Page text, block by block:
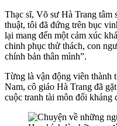
Thạc sĩ, Võ sư Hà Trang tâm
thuật, tôi đã đứng trên bục
lại mang đến một cảm xúc
chinh phục thử thách, con
chính bản thân mình”.
Từng là vận động viên thành
Nam, cô giáo Hà Trang đã
cuộc tranh tài môn đối kháng